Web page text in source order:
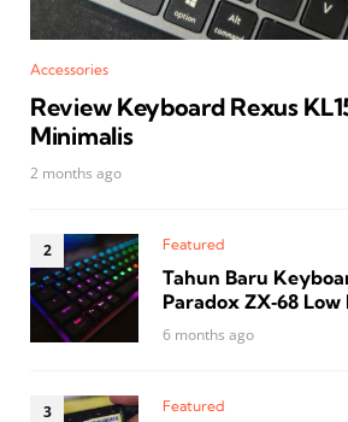
Accessories
Review Keyboard Rexus
Minimalis
2 months ago
Featured
Tahun Baru
Paradox ZX‑68
6 months ago
Featured